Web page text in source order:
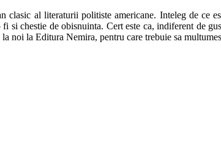
clasic al literaturii politiste americane. Inteleg de
si chestie de obisnuinta. Cert este ca, indiferent de
la noi la Editura Nemira, pentru care trebuie sa